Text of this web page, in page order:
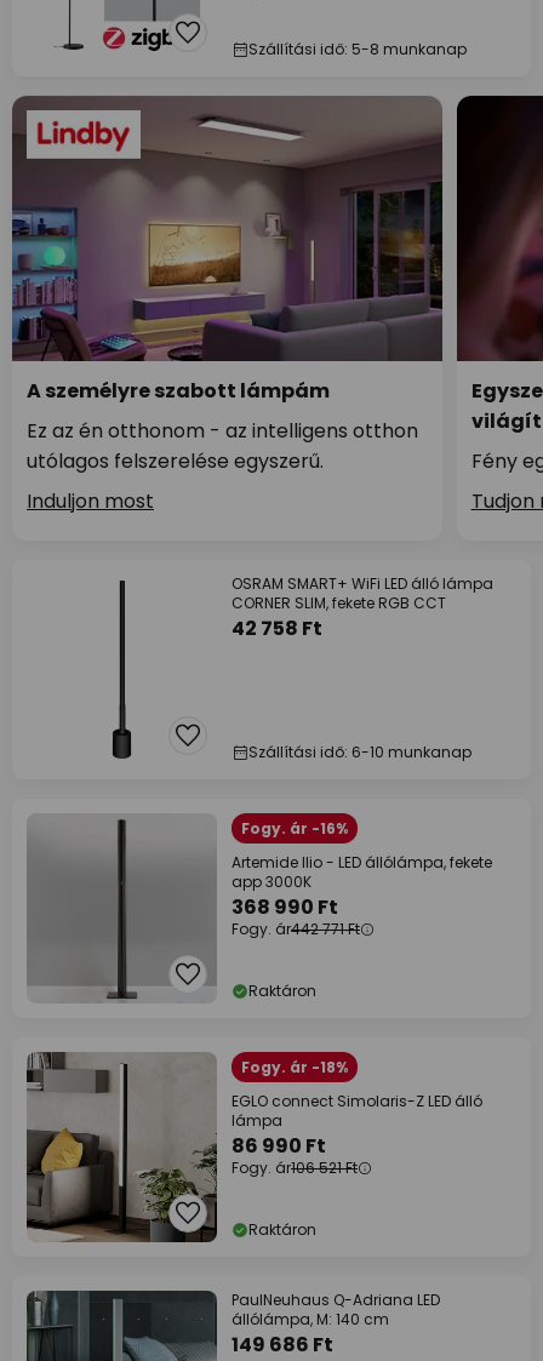
Szállítási idő: 5-8 munkanap
A személyre szabott lámpám
Ez az én otthonom - az intelligens otthon
utólagos felszerelése egyszerű.
Induljon most
Fény
OSRAM SMART+ WiFi LED álló lámpa
CORNER SLIM, fekete RGB CCT
42 758 Ft
Szállítási idő: 6-10 munkanap
Fogy. ár -16%
Artemide Ilio - LED állólámpa, fekete
app 3000K
368 990 Ft
Fogy. ár442 771 Ft
Raktáron
Fogy. ár -18%
EGLO connect Simolaris-Z LED álló
lámpa
86 990 Ft
Fogy. ár106 521 Ft
Raktáron
PaulNeuhaus Q-Adriana LED
állólámpa, M: 140 cm
149 686 Ft